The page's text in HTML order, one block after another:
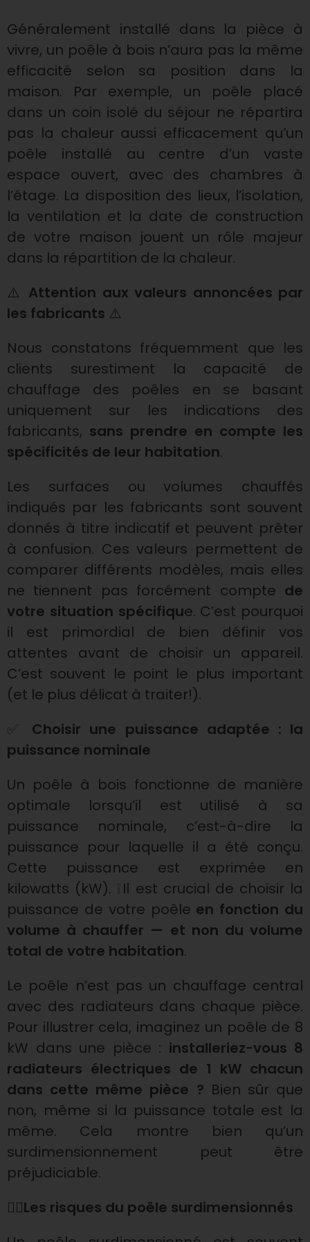
i
r
a
b
o
n
n
e
p
u
i
s
s
a
n
c
e
p
o
u
r
v
o
t
e
p
o
ê
l
e
Généralement installé dans la pièce à
vivre, un poêle à bois n’aura pas la même
efficacité selon sa position dans la
maison. Par exemple, un poêle placé
dans un coin isolé du séjour ne répartira
pas la chaleur aussi efficacement qu’un
poêle installé au centre d’un vaste
espace ouvert, avec des chambres à
l’étage. La disposition des lieux, l’isolation,
la ventilation et la date de construction
de votre maison jouent un rôle majeur
dans la répartition de la chaleur.
⚠️ Attention aux valeurs annoncées par
les fabricants ⚠️
Nous constatons fréquemment que les
clients surestiment la capacité de
chauffage des poêles en se basant
uniquement sur les indications des
fabricants, sans prendre en compte les
spécificités de leur habitation.
Les surfaces ou volumes chauffés
indiqués par les fabricants sont souvent
donnés à titre indicatif et peuvent prêter
à confusion. Ces valeurs permettent de
comparer différents modèles, mais elles
ne tiennent pas forcément compte de
votre situation spécifique. C’est pourquoi
il est primordial de bien définir vos
attentes avant de choisir un appareil.
C’est souvent le point le plus important
(et le plus délicat à traiter!).
✅
Choisir une puissance adaptée : la
puissance nominale
Un poêle à bois fonctionne de manière
optimale lorsqu’il est utilisé à sa
puissance nominale, c’est-à-dire la
puissance pour laquelle il a été conçu.
Cette puissance est exprimée en
kilowatts (kW). ❕Il est crucial de choisir la
puissance de votre poêle en fonction du
volume à chauffer — et non du volume
total de votre habitation.
Le poêle n’est pas un chauffage central
avec des radiateurs dans chaque pièce.
Pour illustrer cela, imaginez un poêle de 8
kW dans une pièce : installeriez-vous 8
radiateurs électriques de 1 kW chacun
dans cette même pièce ? Bien sûr que
non, même si la puissance totale est la
même. Cela montre bien qu’un
surdimensionnement peut être
préjudiciable.
🙅‍♀️Les risques du poêle surdimensionnés